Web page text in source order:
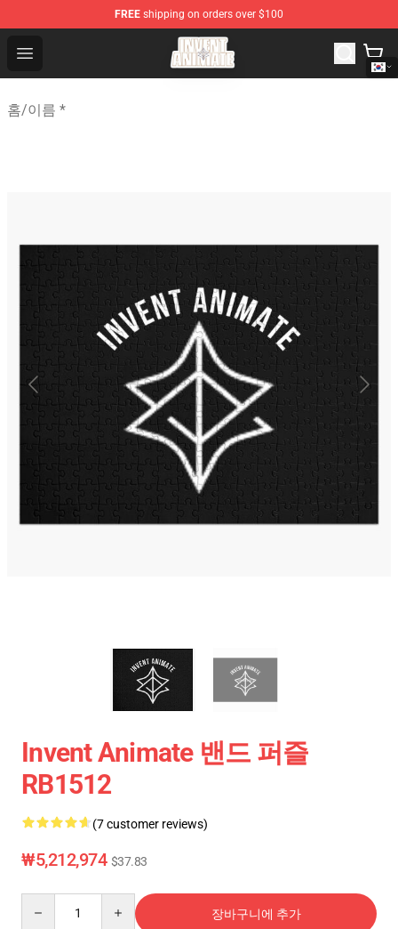
FREE shipping on orders over $100
Open menu
Invent Animate Shop - Official Invent Animate
홈/이름 *
Invent Animate 밴드 퍼즐
RB1512
(7 customer reviews)
₩5,212,974 $37.83
장바구니에 추가